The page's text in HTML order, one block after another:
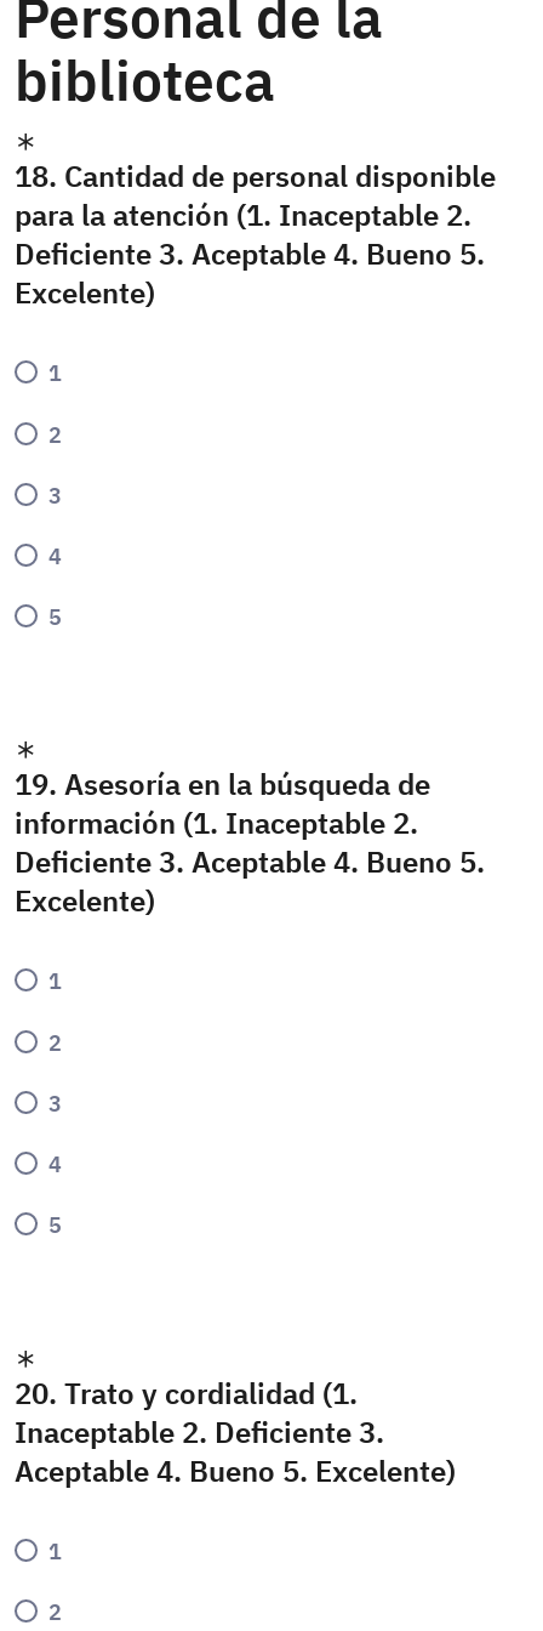
Personal de la
biblioteca
18. Cantidad de personal disponible
para la atención (1. Inaceptable 2.
Deficiente 3. Aceptable 4. Bueno 5.
Excelente)
1
2
3
4
5
19. Asesoría en la búsqueda de
información (1. Inaceptable 2.
Deficiente 3. Aceptable 4. Bueno 5.
Excelente)
1
2
3
4
5
20. Trato y cordialidad (1.
Inaceptable 2. Deficiente 3.
Aceptable 4. Bueno 5. Excelente)
1
2